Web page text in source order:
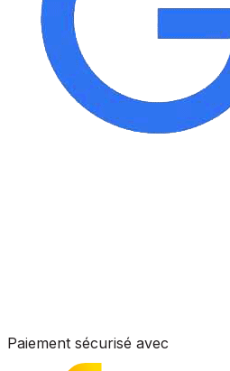
Paiement sécurisé avec